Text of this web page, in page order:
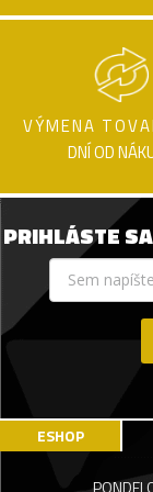
VÝMENA
DNÍ OD
PRIHLÁSTE
ESHOP